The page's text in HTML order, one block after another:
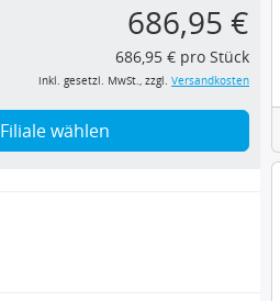
686,95 €
686,95 € pro Stück
inkl. gesetzl. MwSt., zzgl. Versandkosten
Filiale wählen